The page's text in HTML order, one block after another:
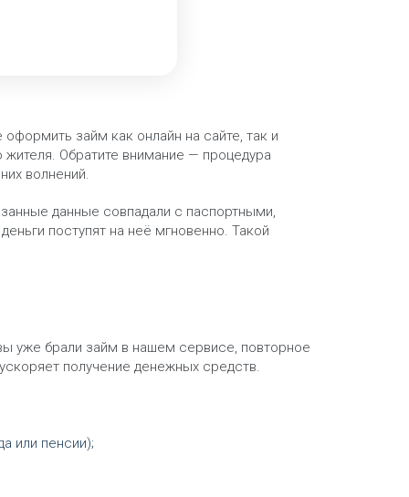
займ как онлайн на сайте, так и
Обратите внимание — процедура
волнений.
данные совпадали с паспортными,
поступят на неё мгновенно. Такой
уже брали займ в нашем сервисе, повторное
получение денежных средств.
или пенсии);